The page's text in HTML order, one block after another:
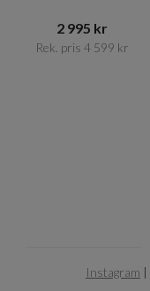
2 995 kr​​
Rek. pris 4 599 kr​​
Instagram |